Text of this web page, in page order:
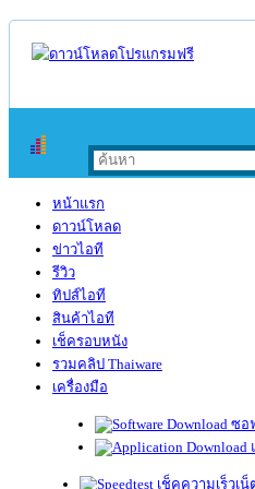
หน้าแรก
ดาวน์โหลด
ข่าวไอที
รีวิว
ทิปส์ไอที
สินค้าไอที
เช็ครอบหนัง
รวมคลิป Thaiware
เครื่องมือ
ซอ
เช็คความเร็วเน็